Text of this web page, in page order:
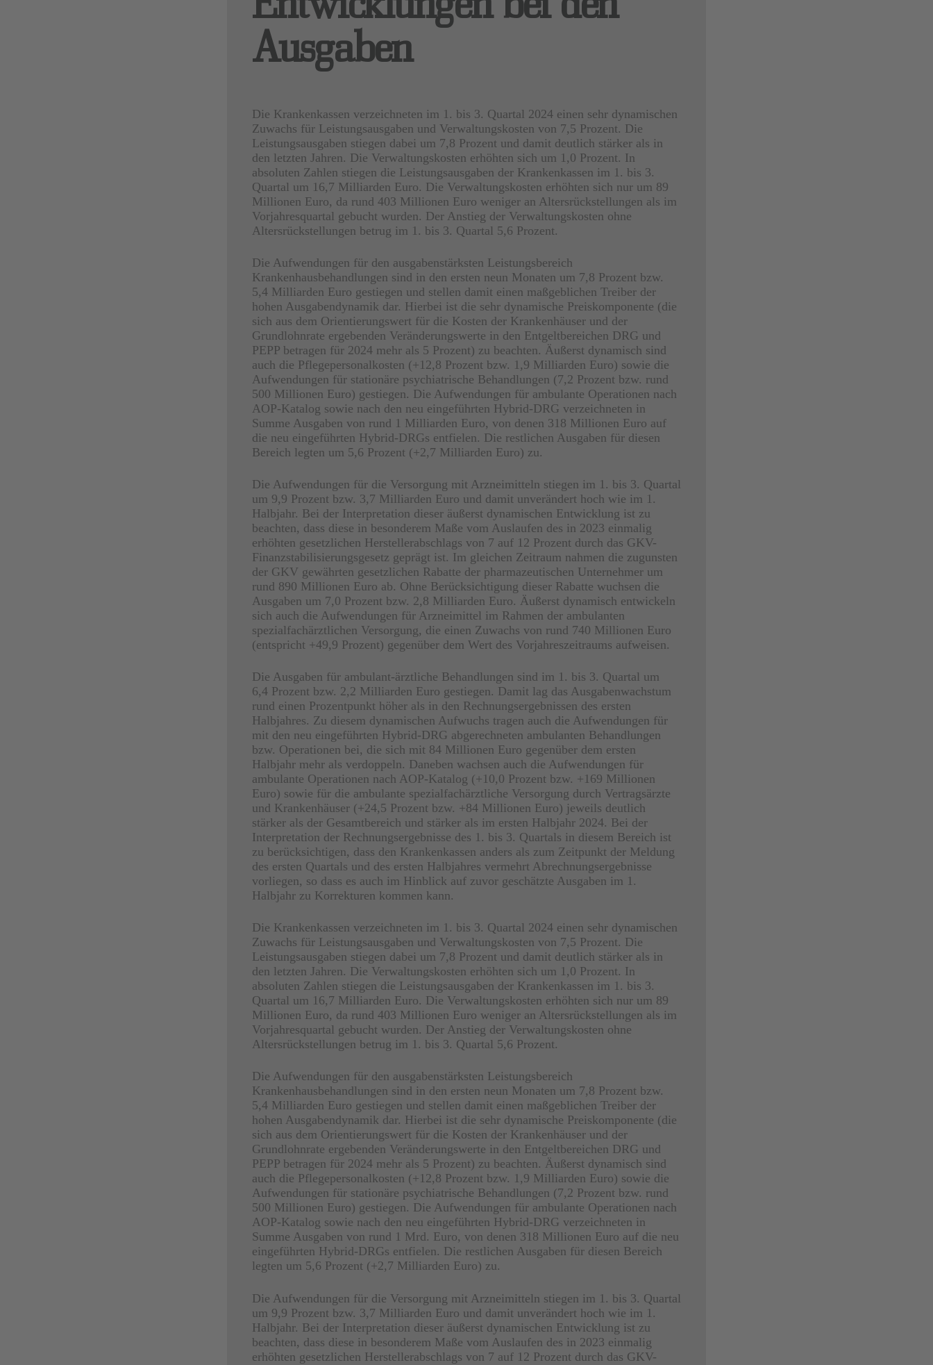
Ausgaben
Die Krankenkassen verzeichneten im 1. bis 3. Quartal 2024 einen sehr dynamischen
Zuwachs für Leistungsausgaben und Verwaltungskosten von 7,5 Prozent. Die
Leistungsausgaben stiegen dabei um 7,8 Prozent und damit deutlich stärker als in
den letzten Jahren. Die Verwaltungskosten erhöhten sich um 1,0 Prozent. In
absoluten Zahlen stiegen die Leistungsausgaben der Krankenkassen im 1. bis 3.
Quartal um 16,7 Milliarden Euro. Die Verwaltungskosten erhöhten sich nur um 89
Millionen Euro, da rund 403 Millionen Euro weniger an Altersrückstellungen als im
Vorjahresquartal gebucht wurden. Der Anstieg der Verwaltungskosten ohne
Altersrückstellungen betrug im 1. bis 3. Quartal 5,6 Prozent.
Die Aufwendungen für den ausgabenstärksten Leistungsbereich
Krankenhausbehandlungen sind in den ersten neun Monaten um 7,8 Prozent bzw.
5,4 Milliarden Euro gestiegen und stellen damit einen maßgeblichen Treiber der
hohen Ausgabendynamik dar. Hierbei ist die sehr dynamische Preiskomponente (die
sich aus dem Orientierungswert für die Kosten der Krankenhäuser und der
Grundlohnrate ergebenden Veränderungswerte in den Entgeltbereichen DRG und
PEPP betragen für 2024 mehr als 5 Prozent) zu beachten. Äußerst dynamisch sind
auch die Pflegepersonalkosten (+12,8 Prozent bzw. 1,9 Milliarden Euro) sowie die
Aufwendungen für stationäre psychiatrische Behandlungen (7,2 Prozent bzw. rund
500 Millionen Euro) gestiegen. Die Aufwendungen für ambulante Operationen nach
AOP-Katalog sowie nach den neu eingeführten Hybrid-DRG verzeichneten in
Summe Ausgaben von rund 1 Milliarden Euro, von denen 318 Millionen Euro auf
die neu eingeführten Hybrid-DRGs entfielen. Die restlichen Ausgaben für diesen
Bereich legten um 5,6 Prozent (+2,7 Milliarden Euro) zu.
Die Aufwendungen für die Versorgung mit Arzneimitteln stiegen im 1. bis 3. Quartal
um 9,9 Prozent bzw. 3,7 Milliarden Euro und damit unverändert hoch wie im 1.
Halbjahr. Bei der Interpretation dieser äußerst dynamischen Entwicklung ist zu
beachten, dass diese in besonderem Maße vom Auslaufen des in 2023 einmalig
erhöhten gesetzlichen Herstellerabschlags von 7 auf 12 Prozent durch das GKV-
Finanzstabilisierungsgesetz geprägt ist. Im gleichen Zeitraum nahmen die zugunsten
der GKV gewährten gesetzlichen Rabatte der pharmazeutischen Unternehmer um
rund 890 Millionen Euro ab. Ohne Berücksichtigung dieser Rabatte wuchsen die
Ausgaben um 7,0 Prozent bzw. 2,8 Milliarden Euro. Äußerst dynamisch entwickeln
sich auch die Aufwendungen für Arzneimittel im Rahmen der ambulanten
spezialfachärztlichen Versorgung, die einen Zuwachs von rund 740 Millionen Euro
(entspricht +49,9 Prozent) gegenüber dem Wert des Vorjahreszeitraums aufweisen.
Die Ausgaben für ambulant-ärztliche Behandlungen sind im 1. bis 3. Quartal um
6,4 Prozent bzw. 2,2 Milliarden Euro gestiegen. Damit lag das Ausgabenwachstum
rund einen Prozentpunkt höher als in den Rechnungsergebnissen des ersten
Halbjahres. Zu diesem dynamischen Aufwuchs tragen auch die Aufwendungen für
mit den neu eingeführten Hybrid-DRG abgerechneten ambulanten Behandlungen
bzw. Operationen bei, die sich mit 84 Millionen Euro gegenüber dem ersten
Halbjahr mehr als verdoppeln. Daneben wachsen auch die Aufwendungen für
ambulante Operationen nach AOP-Katalog (+10,0 Prozent bzw. +169 Millionen
Euro) sowie für die ambulante spezialfachärztliche Versorgung durch Vertragsärzte
und Krankenhäuser (+24,5 Prozent bzw. +84 Millionen Euro) jeweils deutlich
stärker als der Gesamtbereich und stärker als im ersten Halbjahr 2024. Bei der
Interpretation der Rechnungsergebnisse des 1. bis 3. Quartals in diesem Bereich ist
zu berücksichtigen, dass den Krankenkassen anders als zum Zeitpunkt der Meldung
des ersten Quartals und des ersten Halbjahres vermehrt Abrechnungsergebnisse
vorliegen, so dass es auch im Hinblick auf zuvor geschätzte Ausgaben im 1.
Halbjahr zu Korrekturen kommen kann.
Die Krankenkassen verzeichneten im 1. bis 3. Quartal 2024 einen sehr dynamischen
Zuwachs für Leistungsausgaben und Verwaltungskosten von 7,5 Prozent. Die
Leistungsausgaben stiegen dabei um 7,8 Prozent und damit deutlich stärker als in
den letzten Jahren. Die Verwaltungskosten erhöhten sich um 1,0 Prozent. In
absoluten Zahlen stiegen die Leistungsausgaben der Krankenkassen im 1. bis 3.
Quartal um 16,7 Milliarden Euro. Die Verwaltungskosten erhöhten sich nur um 89
Millionen Euro, da rund 403 Millionen Euro weniger an Altersrückstellungen als im
Vorjahresquartal gebucht wurden. Der Anstieg der Verwaltungskosten ohne
Altersrückstellungen betrug im 1. bis 3. Quartal 5,6 Prozent.
Die Aufwendungen für den ausgabenstärksten Leistungsbereich
Krankenhausbehandlungen sind in den ersten neun Monaten um 7,8 Prozent bzw.
5,4 Milliarden Euro gestiegen und stellen damit einen maßgeblichen Treiber der
hohen Ausgabendynamik dar. Hierbei ist die sehr dynamische Preiskomponente (die
sich aus dem Orientierungswert für die Kosten der Krankenhäuser und der
Grundlohnrate ergebenden Veränderungswerte in den Entgeltbereichen DRG und
PEPP betragen für 2024 mehr als 5 Prozent) zu beachten. Äußerst dynamisch sind
auch die Pflegepersonalkosten (+12,8 Prozent bzw. 1,9 Milliarden Euro) sowie die
Aufwendungen für stationäre psychiatrische Behandlungen (7,2 Prozent bzw. rund
500 Millionen Euro) gestiegen. Die Aufwendungen für ambulante Operationen nach
AOP-Katalog sowie nach den neu eingeführten Hybrid-DRG verzeichneten in
Summe Ausgaben von rund 1 Mrd. Euro, von denen 318 Millionen Euro auf die neu
eingeführten Hybrid-DRGs entfielen. Die restlichen Ausgaben für diesen Bereich
legten um 5,6 Prozent (+2,7 Milliarden Euro) zu.
Die Aufwendungen für die Versorgung mit Arzneimitteln stiegen im 1. bis 3. Quartal
um 9,9 Prozent bzw. 3,7 Milliarden Euro und damit unverändert hoch wie im 1.
Halbjahr. Bei der Interpretation dieser äußerst dynamischen Entwicklung ist zu
beachten, dass diese in besonderem Maße vom Auslaufen des in 2023 einmalig
erhöhten gesetzlichen Herstellerabschlags von 7 auf 12 Prozent durch das GKV-